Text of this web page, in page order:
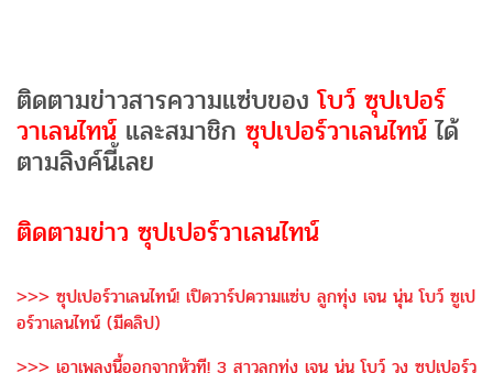
ติดตามข่าวสารความแซ่บของโบว์ ซุปเปอร์
วาเลนไทน์และสมาชิก ซุปเปอร์วาเลนไทน์ได้
ตามลิงค์นี้เลย
ติดตามข่าว ซุปเปอร์วาเลนไทน์
>>> ซุปเปอร์วาเลนไทน์! เปิดวาร์ปความแซ่บ ลูกทุ่ง เจน นุ่น โบว์ ซูเป
อร์วาเลนไทน์ (มีคลิป)
>>> เอาเพลงนี้ออกจากหัวที! 3 สาวลูกทุ่ง เจน นุ่น โบว์ วง ซุปเปอร์ว